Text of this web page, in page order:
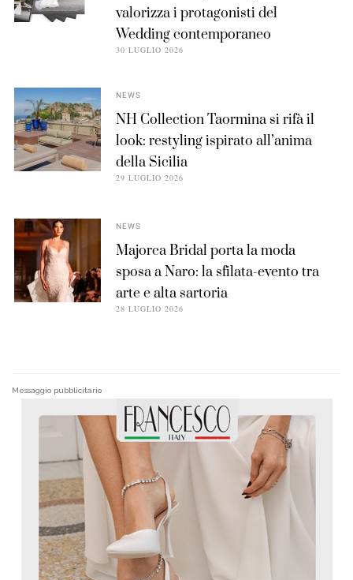
valorizza i protagonisti del
Wedding contemporaneo
30 LUGLIO 2026
NEWS
NH Collection Taormina si rifà il
look: restyling ispirato all’anima
della Sicilia
29 LUGLIO 2026
NEWS
Majorca Bridal porta la moda
sposa a Naro: la sfilata-evento tra
arte e alta sartoria
28 LUGLIO 2026
Messaggio pubblicitario